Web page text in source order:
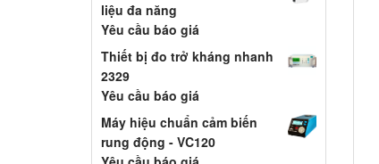
liệu đa năng
Yêu cầu báo giá
Thiết bị đo trở kháng nhanh
2329
Yêu cầu báo giá
Máy hiệu chuẩn cảm biến
rung động - VC120